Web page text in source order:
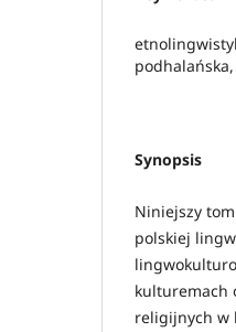
Synopsis
Niniejszy
polskiej
kulturemach
religijnych w